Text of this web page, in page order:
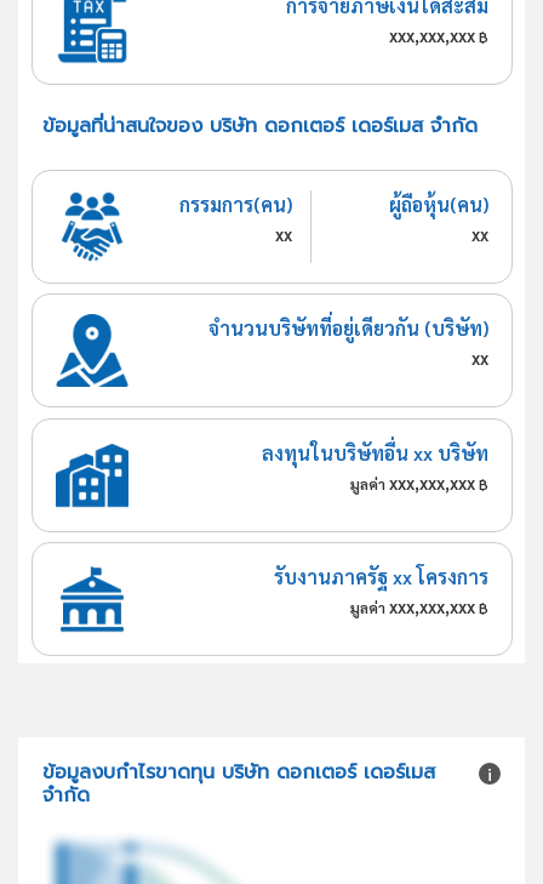
การจ่ายภาษีเงินได้สะสม
xxx,xxx,xxx฿
ข้อมูลที่น่าสนใจของ บริษัท ดอกเตอร์ เดอร์เมส จำกัด
กรรมการ(คน)
xx
ผู้ถือหุ้น(คน)
xx
จำนวนบริษัทที่อยู่เดียวกัน (บริษัท)
xx
ลงทุนในบริษัทอื่น xx บริษัท
มูลค่า xxx,xxx,xxx ฿
รับงานภาครัฐ xx โครงการ
มูลค่า xxx,xxx,xxx ฿
ข้อมูลงบกำไรขาดทุน บริษัท ดอกเตอร์ เดอร์เมส
จำกัด